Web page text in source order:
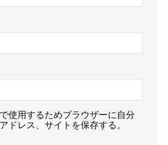
使用するためブラウザーに自分
ドレス、サイトを保存する。